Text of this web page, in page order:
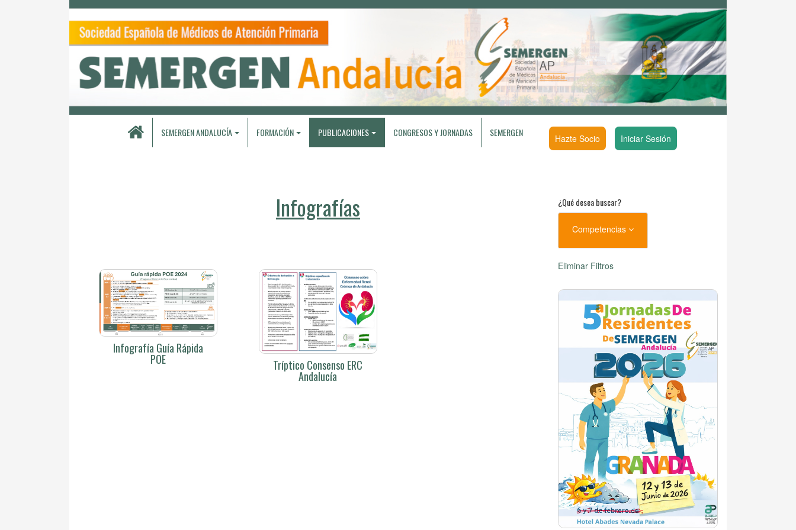
SEMERGEN ANDALUCÍA FORMACIÓN PUBLICACIONES CONGRESOS Y JORNADAS SEMERGEN Hazte Socio Iniciar Sesión
Infografías
Infografía Guía Rápida
POE Tríptico Consenso ERC
Andalucía
¿Qué desea buscar?
Competencias
Eliminar Filtros